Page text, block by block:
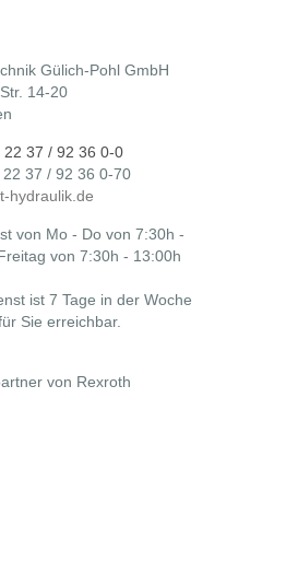
Gülich-Pohl GmbH
14-20
22 37 / 92 36 0-0
37 / 92 36 0-70
hydraulik.de
von Mo - Do von 7:30h -
von 7:30h - 13:00h
ist 7 Tage in der Woche
Sie erreichbar.